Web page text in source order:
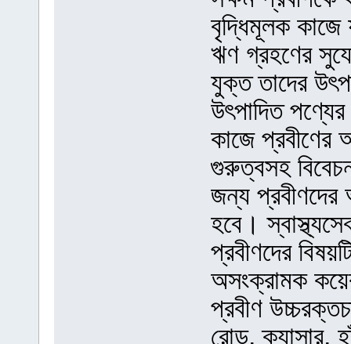
বৃদ্ধিমূলক
ঋণ গ্রহণের
যুক্ত তাদের
উৎপাদিত
কাজে প্রবীণের
গুরুত্বসহ
জন্য প্রবীণদের
হবে।
প্রবীণদের
অসংক্রামক
প্রবীণ
রোড, ক্যান্সার,